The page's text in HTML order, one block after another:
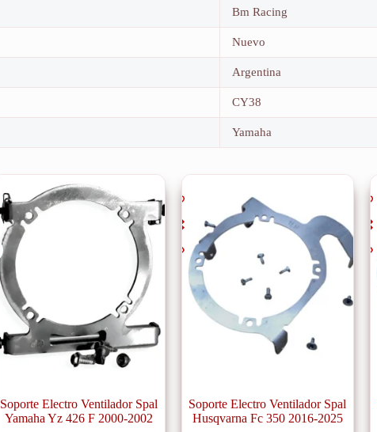
Bm Racing
Nuevo
Argentina
CY38
Yamaha
Soporte Electro Ventilador Spal
Yamaha Yz 426 F 2000-2002
Soporte Electro Ventilador Spal
Husqvarna Fc 350 2016-2025